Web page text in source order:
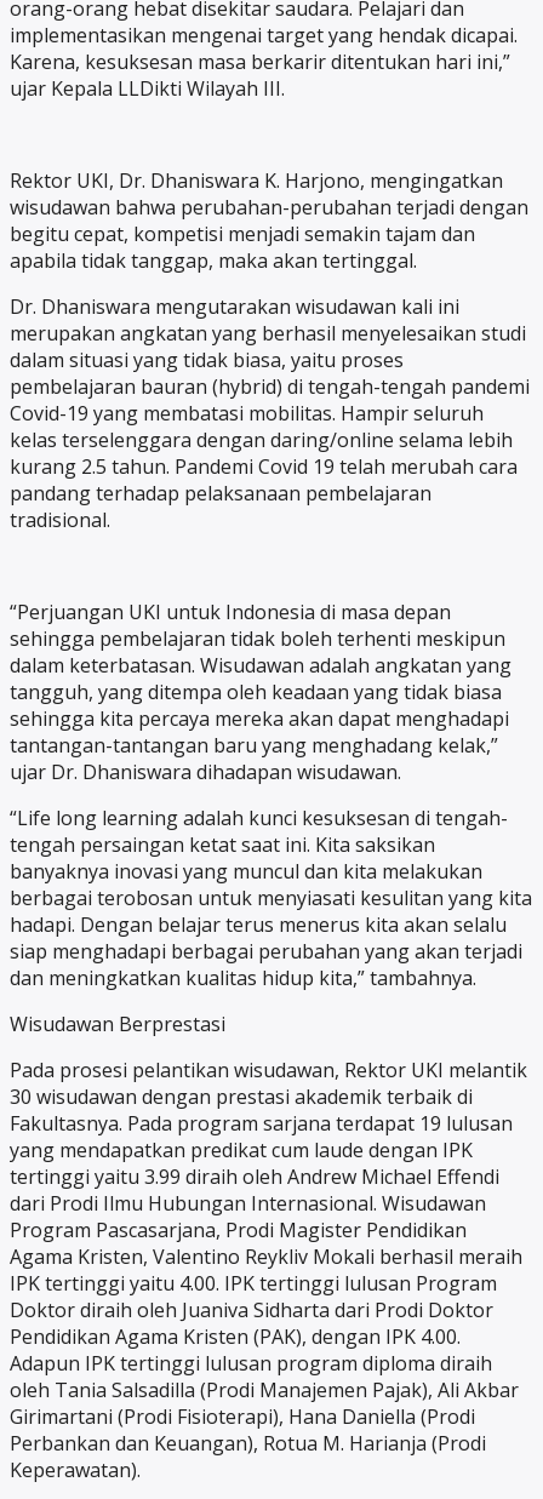
orang-orang hebat disekitar saudara. Pelajari dan
implementasikan mengenai target yang hendak dicapai.
Karena, kesuksesan masa berkarir ditentukan hari ini,”
ujar Kepala LLDikti Wilayah III.
Rektor UKI, Dr. Dhaniswara K. Harjono, mengingatkan
wisudawan bahwa perubahan-perubahan terjadi dengan
begitu cepat, kompetisi menjadi semakin tajam dan
apabila tidak tanggap, maka akan tertinggal.
Dr. Dhaniswara mengutarakan wisudawan kali ini
merupakan angkatan yang berhasil menyelesaikan studi
dalam situasi yang tidak biasa, yaitu proses
pembelajaran bauran (hybrid) di tengah-tengah pandemi
Covid-19 yang membatasi mobilitas. Hampir seluruh
kelas terselenggara dengan daring/online selama lebih
kurang 2.5 tahun. Pandemi Covid 19 telah merubah cara
pandang terhadap pelaksanaan pembelajaran
tradisional.
“Perjuangan UKI untuk Indonesia di masa depan
sehingga pembelajaran tidak boleh terhenti meskipun
dalam keterbatasan. Wisudawan adalah angkatan yang
tangguh, yang ditempa oleh keadaan yang tidak biasa
sehingga kita percaya mereka akan dapat menghadapi
tantangan-tantangan baru yang menghadang kelak,”
ujar Dr. Dhaniswara dihadapan wisudawan.
“Life long learning adalah kunci kesuksesan di tengah-
tengah persaingan ketat saat ini. Kita saksikan
banyaknya inovasi yang muncul dan kita melakukan
berbagai terobosan untuk menyiasati kesulitan yang kita
hadapi. Dengan belajar terus menerus kita akan selalu
siap menghadapi berbagai perubahan yang akan terjadi
dan meningkatkan kualitas hidup kita,” tambahnya.
Wisudawan Berprestasi
Pada prosesi pelantikan wisudawan, Rektor UKI melantik
30 wisudawan dengan prestasi akademik terbaik di
Fakultasnya. Pada program sarjana terdapat 19 lulusan
yang mendapatkan predikat cum laude dengan IPK
tertinggi yaitu 3.99 diraih oleh Andrew Michael Effendi
dari Prodi Ilmu Hubungan Internasional. Wisudawan
Program Pascasarjana, Prodi Magister Pendidikan
Agama Kristen, Valentino Reykliv Mokali berhasil meraih
IPK tertinggi yaitu 4.00. IPK tertinggi lulusan Program
Doktor diraih oleh Juaniva Sidharta dari Prodi Doktor
Pendidikan Agama Kristen (PAK), dengan IPK 4.00.
Adapun IPK tertinggi lulusan program diploma diraih
oleh Tania Salsadilla (Prodi Manajemen Pajak), Ali Akbar
Girimartani (Prodi Fisioterapi), Hana Daniella (Prodi
Perbankan dan Keuangan), Rotua M. Harianja (Prodi
Keperawatan).